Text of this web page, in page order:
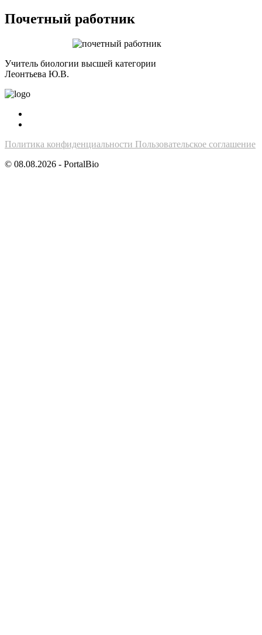
Почетный работник
Учитель биологии высшей категории
Леонтьева Ю.В.
Политика конфиденциальности Пользовательское соглашение
© 08.08.2026 - PortalBio